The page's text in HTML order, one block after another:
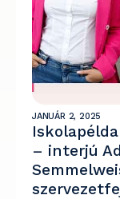
JANUÁR 2, 2025
– interjú